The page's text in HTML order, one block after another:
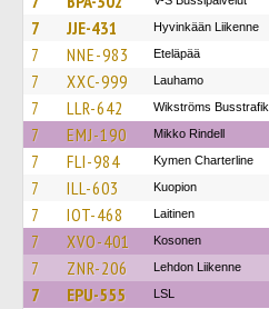
7 JJE-431 Hyvinkään Liikenne
7 NNE-983 Eteläpää
7 XXC-999 Lauhamo
7 LLR-642 Wikströms Busstrafik
7 EMJ-190 Mikko Rindell
7 FLI-984 Kymen Charterline
7 ILL-603 Kuopion
7 IOT-468 Laitinen
7 XVO-401 Kosonen
7 ZNR-206 Lehdon Liikenne
7 EPU-555 LSL